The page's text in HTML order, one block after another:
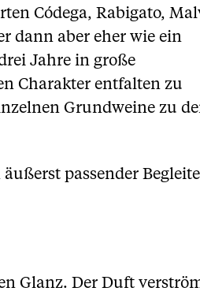
Códega, Rabigato,
dann aber eher wie ein
Jahre in große
Charakter entfalten zu
Grundweine zu
passender
Glanz. Der Duft